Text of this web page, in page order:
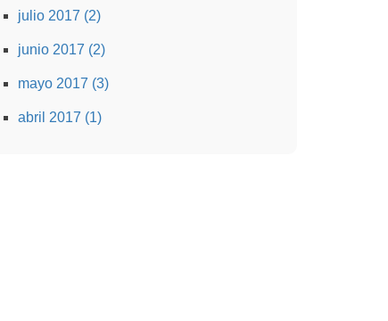
julio 2017 (2)
junio 2017 (2)
mayo 2017 (3)
abril 2017 (1)